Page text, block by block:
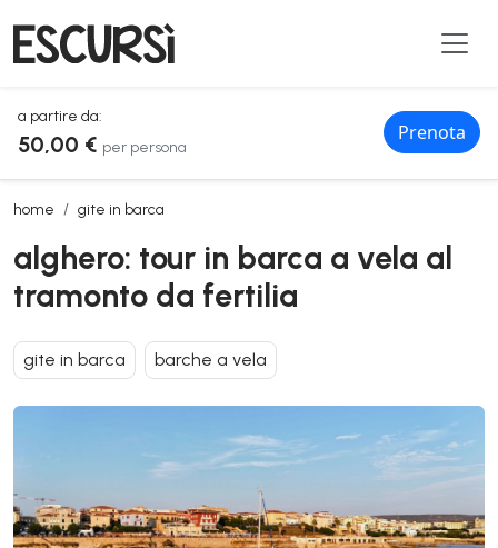
a partire da:
50,00 € per persona
Prenota
home gite in barca
alghero: tour in barca a vela al tramonto da fertilia
alghero: tour in barca a vela al
tramonto da fertilia
gite in barca barche a vela